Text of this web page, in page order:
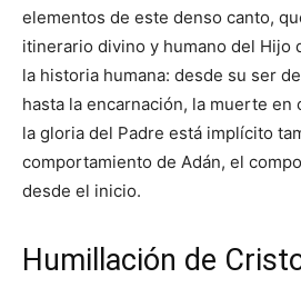
elementos de este denso canto,
itinerario divino y humano del Hijo
la historia humana: desde su ser
hasta la encarnación, la muerte en
la gloria del Padre está implícito
comportamiento de Adán, el
desde el inicio.
Humillación de